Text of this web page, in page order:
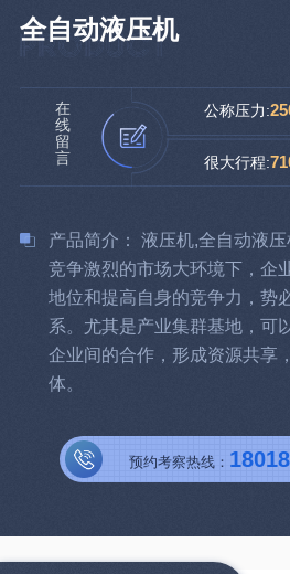
全自动液压机
在
线
留
言
公称压力:
很大行程:
产品简介： 液压机,全自动液
竞争激烈的市场大环境下，企
地位和提高自身的竞争力，势
系。尤其是产业集群基地，可
企业间的合作，形成资源共享
体。
预约考察热线：